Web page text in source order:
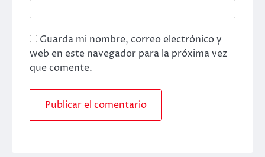
Guarda mi nombre, correo electrónico y
web en este navegador para la próxima vez
que comente.